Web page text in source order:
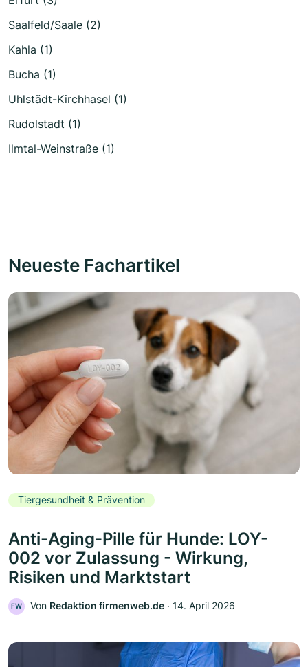
Saalfeld/Saale (2)
Kahla (1)
Bucha (1)
Uhlstädt-Kirchhasel (1)
Rudolstadt (1)
Ilmtal-Weinstraße (1)
Neueste Fachartikel
Tiergesundheit & Prävention
Anti-Aging-Pille für Hunde: LOY-
002 vor Zulassung - Wirkung,
Risiken und Marktstart
FW Von Redaktion firmenweb.de ‧ 14. April 2026